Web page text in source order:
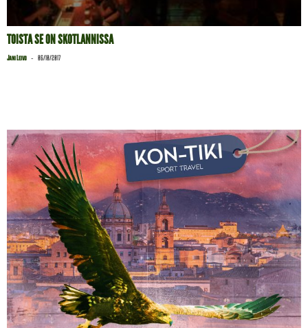
TOISTA SE ON SKOTLANNISSA
Jani Leivo - 06/10/2017